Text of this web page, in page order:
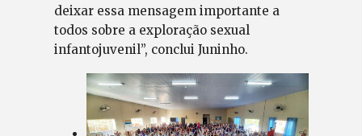
deixar essa mensagem importante a
todos sobre a exploração sexual
infantojuvenil”, conclui Juninho.